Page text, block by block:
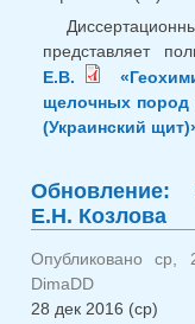
представляет
Е.В.
щелочных пород
(Украинский
Обновление:
Е.Н. Козлова
Опубликовано ср,
DimaDD
28 дек 2016 (ср)